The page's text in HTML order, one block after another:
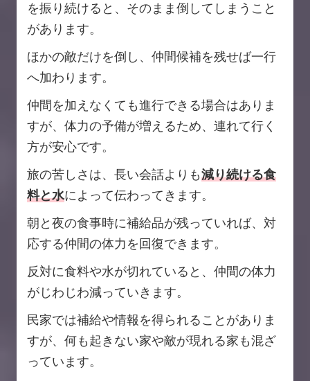
を振り続けると、そのまま倒してしまうこと
があります。
ほかの敵だけを倒し、仲間候補を残せば一行
へ加わります。
仲間を加えなくても進行できる場合はありま
すが、体力の予備が増えるため、連れて行く
方が安心です。
旅の苦しさは、長い会話よりも減り続ける食
料と水によって伝わってきます。
朝と夜の食事時に補給品が残っていれば、対
応する仲間の体力を回復できます。
反対に食料や水が切れていると、仲間の体力
がじわじわ減っていきます。
民家では補給や情報を得られることがありま
すが、何も起きない家や敵が現れる家も混ざ
っています。